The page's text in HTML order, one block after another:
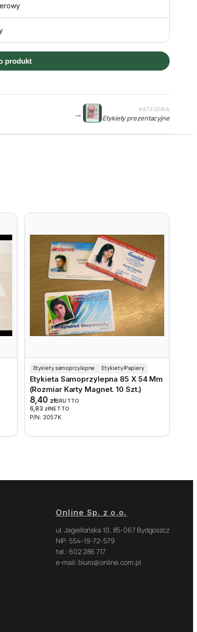
produkt
KATEGORIA
Etykiety prezentacyjne
→
Etykiety samoprzylepne Etykiety/Papiery
Etykieta Samoprzylepna 85 X 54 Mm
(rozmiar Karty Magnet. 10 Szt.)
8,40 złBRUTTO
6,83 złNETTO
P/N: 3057K
Online Sp. z o.o.
ul. Jagiellońska 10, 85-067 Bydgoszcz
NIP: 554-19-72-579
tel.: 602 286 717
e-mail: biuro@online.com.pl